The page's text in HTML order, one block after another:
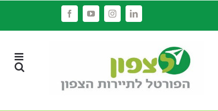
LinkedIn
Instagram
YouTube
Facebook